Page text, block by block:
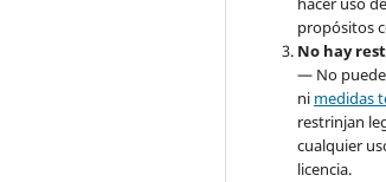
propósitos
No hay
— No
ni medidas
restrinjan
cualquier
licencia.